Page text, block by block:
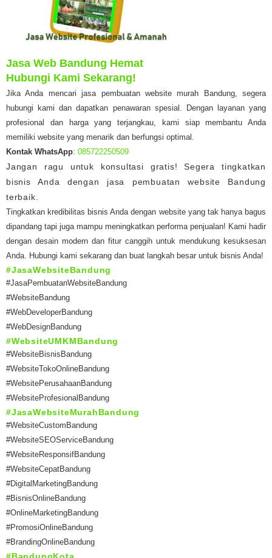
Jasa Web Bandung Hemat
Hubungi Kami Sekarang!
Jika Anda mencari jasa pembuatan website murah Bandung, segera
hubungi kami dan dapatkan penawaran spesial. Dengan layanan yang
profesional dan harga yang terjangkau, kami siap membantu Anda
memiliki website yang menarik dan berfungsi optimal.
Kontak WhatsApp: 085722250509
Jangan ragu untuk konsultasi gratis! Segera tingkatkan
bisnis Anda dengan jasa pembuatan website Bandung
terbaik.
Tingkatkan kredibilitas bisnis Anda dengan website yang tak hanya bagus
dipandang tapi juga mampu meningkatkan performa penjualan! Kami hadir
dengan desain modern dan fitur canggih untuk mendukung kesuksesan
Anda. Hubungi kami sekarang dan buat langkah besar untuk bisnis Anda!
#JasaWebsiteBandung
#JasaPembuatanWebsiteBandung
#WebsiteBandung
#WebDeveloperBandung
#WebDesignBandung
#WebsiteUMKMBandung
#WebsiteBisnisBandung
#WebsiteTokoOnlineBandung
#WebsitePerusahaanBandung
#WebsiteProfesionalBandung
#JasaWebsiteMurahBandung
#WebsiteCustomBandung
#WebsiteSEOServiceBandung
#WebsiteResponsifBandung
#WebsiteCepatBandung
#DigitalMarketingBandung
#BisnisOnlineBandung
#OnlineMarketingBandung
#PromosiOnlineBandung
#BrandingOnlineBandung